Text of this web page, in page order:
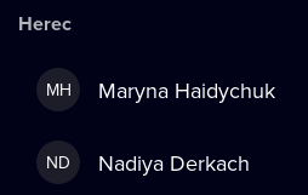
Herec
MH Maryna Haidychuk
ND Nadiya Derkach